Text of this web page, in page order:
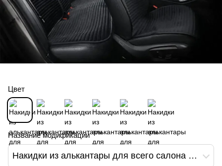
Цвет
Название модификации
Накидки из алькантары для всего салона SWAGEN Luxury Черные